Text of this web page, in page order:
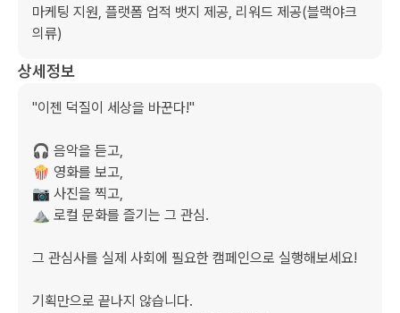
마케팅 지원, 플랫폼 업적 뱃지 제공, 리워드 제공(블랙야크
의류)
상세정보
"이젠 덕질이 세상을 바꾼다!"
🎧 음악을 듣고,
🍿 영화를 보고,
📷 사진을 찍고,
⛰️ 로컬 문화를 즐기는 그 관심.
그 관심사를 실제 사회에 필요한 캠페인으로 실행해보세요!
기획만으로 끝나지 않습니다.